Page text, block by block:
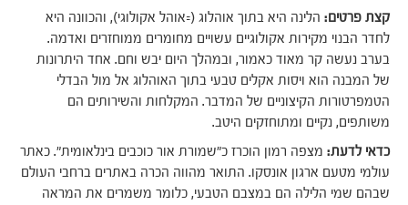
קצת פרטים: הלינה היא בתוך אוהלוג (=אוהל אקולוגי), והכוונה היא
לחדר הבנוי מקירות אקולוגיים עשויים מחומרים ממוחזרים ואדמה.
בערב נעשה קר מאוד כאמור, ובמהלך היום יבש וחם. אחד היתרונות
של המבנה הוא ויסות אקלים טבעי בתוך האוהלוג אל מול הבדלי
הטמפרטורות הקיצוניים של המדבר. המקלחות והשירותים הם
משותפים, נקיים ומתוחזקים היטב.
כדאי לדעת: מצפה רמון הוכרז כ"שמורת אור כוכבים בינלאומית". כאתר
עולמי מטעם ארגון אונסקו. התואר מהווה הכרה באתרים ברחבי העולם
שבהם שמי הלילה הם במצבם הטבעי, כלומר משמרים את המראה